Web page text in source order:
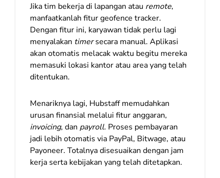
Jika tim bekerja di lapangan atau remote,
manfaatkanlah fitur geofence tracker.
Dengan fitur ini, karyawan tidak perlu lagi
menyalakan timersecara manual. Aplikasi
akan otomatis melacak waktu begitu mereka
memasuki lokasi kantor atau area yang telah
ditentukan.
Menariknya lagi, Hubstaff memudahkan
urusan finansial melalui fitur anggaran,
invoicing, dan payroll. Proses pembayaran
jadi lebih otomatis via PayPal, Bitwage, atau
Payoneer. Totalnya disesuaikan dengan jam
kerja serta kebijakan yang telah ditetapkan.